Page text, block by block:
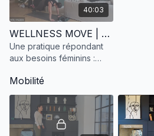
40:03
WELLNESS MOVE | Séance 1 · Cycle 3
Une pratique répondant
aux besoins féminins :
musculaire, cardio adapté
à chaque étape de vie
d'une femme.
Mobilité